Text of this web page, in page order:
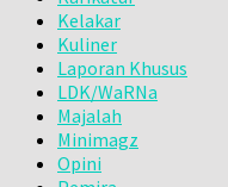
Kelakar
Kuliner
Laporan Khusus
LDK/WaRNa
Majalah
Minimagz
Opini